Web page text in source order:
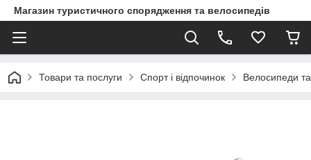
Магазин туристичного спорядження та велосипедів
Товари та послуги Спорт і відпочинок Велосипеди